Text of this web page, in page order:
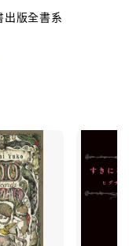
不睡覺》傑尼、
迷誠品 YouTube
出版全書系